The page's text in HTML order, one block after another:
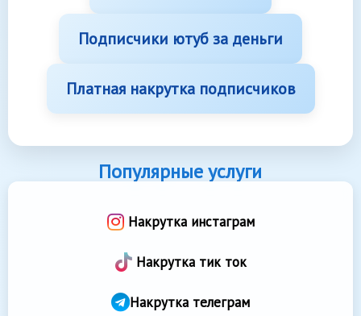
Подписчики ютуб за деньги
Платная накрутка подписчиков
Популярные услуги
Накрутка инстаграм
Накрутка тик ток
Накрутка телеграм